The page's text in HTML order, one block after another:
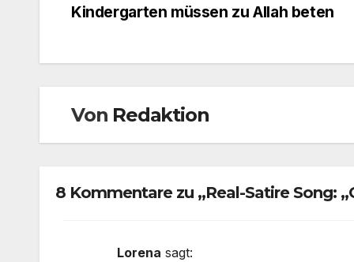
Kindergarten müssen zu Allah beten
Von Redaktion
8 Kommentare zu „Real-Satire Song:
Lorena sagt: